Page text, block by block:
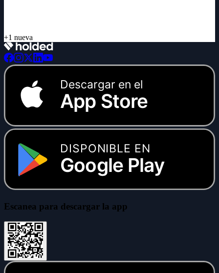
Descargar en el
App Store
DISPONIBLE EN
Google Play
Escanea para descargar la app